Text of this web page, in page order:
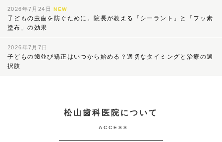
2026年7月24日NEW
子どもの虫歯を防ぐために。院長が教える「シーラント」と「フッ素
塗布」の効果
2026年7月7日
子どもの歯並び矯正はいつから始める？適切なタイミングと治療の選
択肢
松山歯科医院について
ACCESS